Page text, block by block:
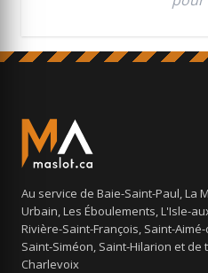
Au service de Baie-Saint-Paul, La
Urbain, Les Éboulements, L'Isle-
Rivière-Saint-François, Saint-
Saint-Siméon, Saint-Hilarion et de
Charlevoix